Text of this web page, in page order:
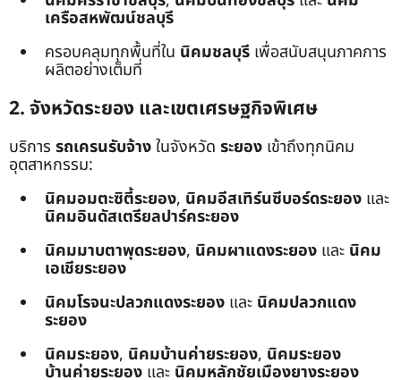
เครือสหพัฒน์ชลบุรี
ครอบคลุมทุกพื้นที่ใน นิคมชลบุรี เพื่อสนับสนุนภาคการ
ผลิตอย่างเต็มที่
2. จังหวัดระยอง และเขตเศรษฐกิจพิเศษ
บริการ รถเครนรับจ้างในจังหวัด ระยอง เข้าถึงทุกนิคม
อุตสาหกรรม:
นิคมอมตะซิตี้ระยอง, นิคมอีสเทิร์นซีบอร์ดระยอง และ
นิคมอินดัสเตรียลปาร์คระยอง
นิคมมาบตาพุดระยอง, นิคมผาแดงระยอง และ นิคม
เอเชียระยอง
นิคมโรจนะปลวกแดงระยอง และ นิคมปลวกแดง
ระยอง
นิคมระยอง, นิคมบ้านค่ายระยอง, นิคมระยอง
บ้านค่ายระยอง และ นิคมหลักชัยเมืองยางระยอง